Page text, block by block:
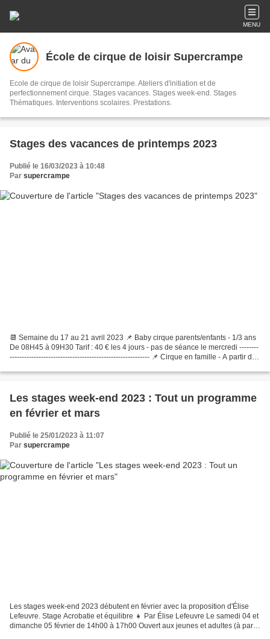
MENU
École de cirque de loisir Supercrampe
Ecole de cirque de loisir Supercrampe. Ateliers d'initiation et de
perfectionnement cirque. Stages vacances. Stages week-end. Stages
Thématiques. Interventions scolaires. Prestations.
Stages des vacances de printemps 2023
Publié le 16/03/2023 à 10:48
Par supercrampe
📆 Semaine du 17 au 21 avril 2023 📌 Baby cirque parents/enfants - 1/3 ans
De 08H45 à 09H30 Tarif : 40 € les 4 jours - pas de séance le mercredi --------
---------------------------------------------------------- 📌 Cirque en famille - A partir de
Les stages week-end 2023 : Tout un programme
en février et mars
Publié le 25/01/2023 à 11:07
Par supercrampe
Les stages week-end 2023 débutent en février avec la proposition d'Élise
Lefeuvre. Stage Acrobatie et équilibre 👧 Par Élise Lefeuvre Le samedi 04 et
dimanche 05 février de 14h00 à 17h00 Ouvert aux jeunes et adultes (à partir